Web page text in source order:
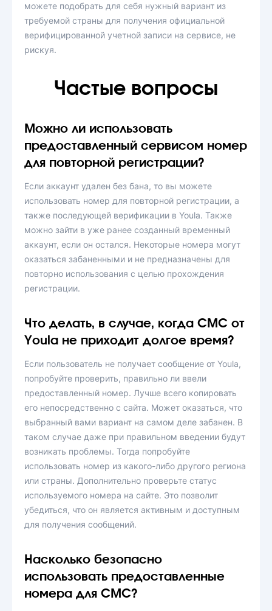
можете подобрать для себя нужный вариант из
требуемой страны для получения официальной
верифицированной учетной записи на сервисе, не
рискуя.
Частые вопросы
Можно ли использовать
предоставленный сервисом номер
для повторной регистрации?
Если аккаунт удален без бана, то вы можете
использовать номер для повторной регистрации, а
также последующей верификации в Youla. Также
можно зайти в уже ранее созданный временный
аккаунт, если он остался. Некоторые номера могут
оказаться забаненными и не предназначены для
повторно использования с целью прохождения
регистрации.
Что делать, в случае, когда СМС от
Youla не приходит долгое время?
Если пользователь не получает сообщение от Youla,
попробуйте проверить, правильно ли ввели
предоставленный номер. Лучше всего копировать
его непосредственно с сайта. Может оказаться, что
выбранный вами вариант на самом деле забанен. В
таком случае даже при правильном введении будут
возникать проблемы. Тогда попробуйте
использовать номер из какого-либо другого региона
или страны. Дополнительно проверьте статус
используемого номера на сайте. Это позволит
убедиться, что он является активным и доступным
для получения сообщений.
Насколько безопасно
использовать предоставленные
номера для СМС?